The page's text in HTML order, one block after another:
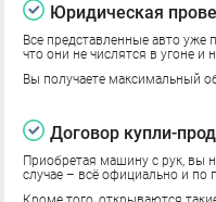
Юридическая
Все представленные авто уже
что они не числятся в угоне и
Вы получаете максимальный
Договор купли-
Приобретая машину с рук, вы
случае – всё официально и по